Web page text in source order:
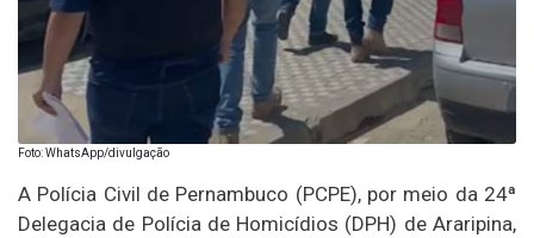
Foto: WhatsApp/divulgação
A Polícia Civil de Pernambuco (PCPE), por meio da 24ª
Delegacia de Polícia de Homicídios (DPH) de Araripina,